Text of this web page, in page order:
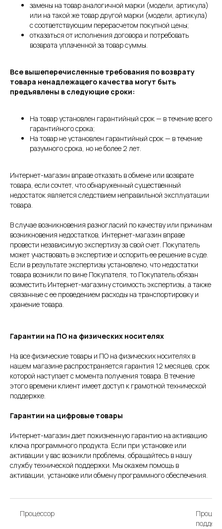
замены на товар аналогичной марки (модели, артикула)
или на такой же товар другой марки (модели, артикула)
с соответствующим перерасчетом покупной цены;
отказаться от исполнения договора и потребовать
возврата уплаченной за товар суммы.
Все вышеперечисленные требования по возврату
товара ненадлежащего качества могут быть
предъявлены в следующие сроки:
На товар установлен гарантийный срок — в течение всего
гарантийного срока;
На товар не установлен гарантийный срок — в течение
разумного срока, но не более 2 лет.
Интернет-магазин вправе отказать в обмене или возврате
товара, если сочтет, что обнаруженный существенный
недостаток является следствием неправильной эксплуатации
товара.
В случае возникновения разногласий по качеству или причинам
возникновения недостатков, Интернет-магазин вправе
провести независимую экспертизу за свой счет. Покупатель
может участвовать в экспертизе и оспорить ее решение в суде.
Если в результате экспертизы установлено, что недостатки
товара возникли по вине Покупателя, то Покупатель обязан
возместить Интернет-магазину стоимость экспертизы, а также
связанные с ее проведением расходы на транспортировку и
хранение товара.
Гарантии на ПО на физических носителях
На все физические товары и ПО на физических носителях в
нашем магазине распространяется гарантия 12 месяцев, срок
которой наступает с момента получения товара. В течение
этого времени клиент имеет доступ к грамотной технической
поддержке.
Гарантии на цифровые товары
Интернет-магазин дает пожизненную гарантию на активацию
ключа программного продукта. Если при установке или
активации у вас возникли проблемы, обращайтесь в нашу
службу технической поддержки. Мы окажем помощь в
активации, установке или обмену программного обеспечения.
Процессор